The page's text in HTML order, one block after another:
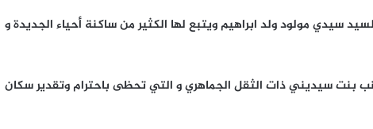
سيدي مولود ولد ابراهيم ويتبع لها الكثير من ساكنة أحياء الجديدة و
بنت سيديني ذات الثقل الجماهري و التي تحظى باحترام وتقدير سكان